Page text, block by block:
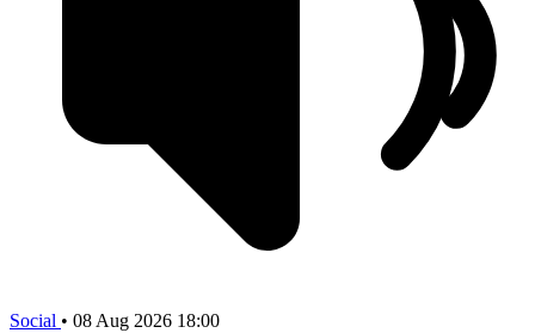
Social • 08 Aug 2026 18:00